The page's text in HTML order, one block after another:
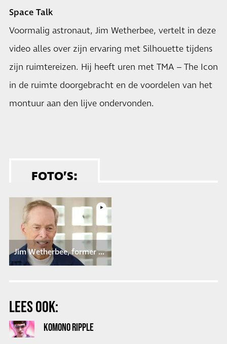
Space Talk
Voormalig astronaut, Jim Wetherbee, vertelt in deze
video alles over zijn ervaring met Silhouette tijdens
zijn ruimtereizen. Hij heeft uren met TMA – The Icon
in de ruimte doorgebracht en de voordelen van het
montuur aan den lijve ondervonden. ­­
FOTO’S:
Jim Wetherbee, former astronaut, about TMA - The Icon
LEES OOK:
KOMONO RIPPLE